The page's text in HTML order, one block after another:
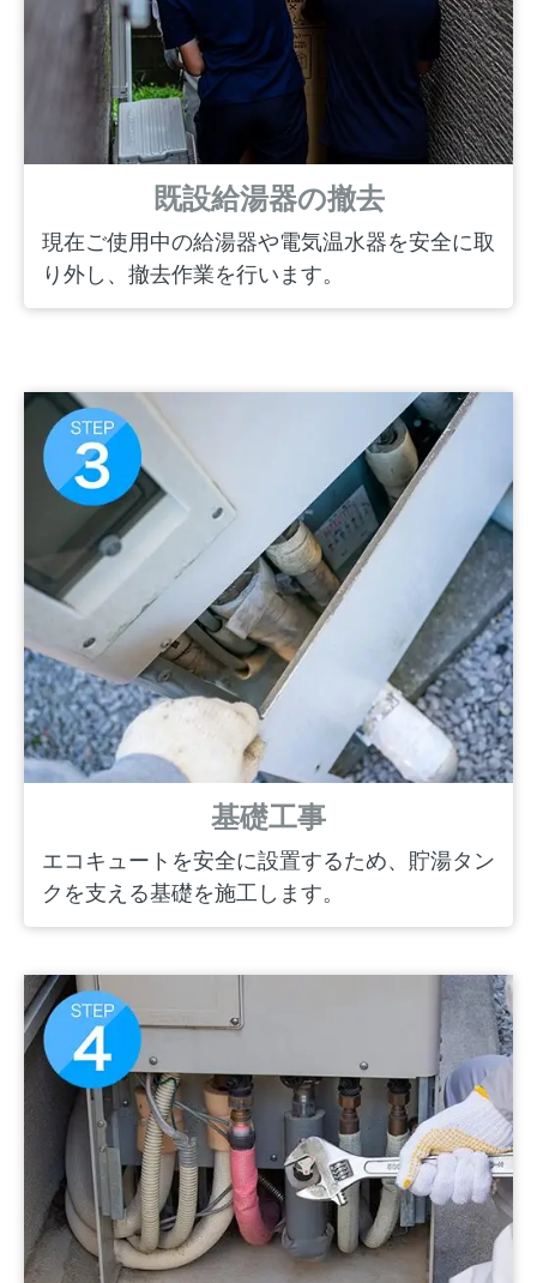
既設給湯器の撤去
現在ご使用中の給湯器や電気温水器を安全に取
り外し、撤去作業を行います。
基礎工事
エコキュートを安全に設置するため、貯湯タン
クを支える基礎を施工します。